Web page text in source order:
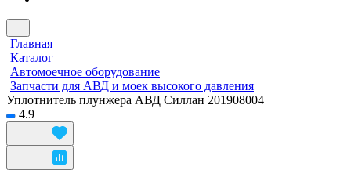
Главная
Каталог
Автомоечное оборудование
Запчасти для АВД и моек высокого давления
Уплотнитель плунжера АВД Силлан 201908004
4.9